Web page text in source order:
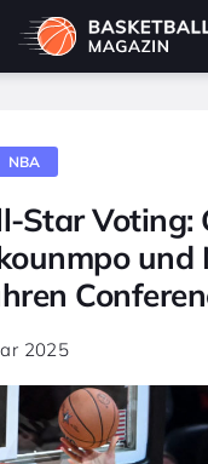
NBA
Star Voting:
und
2025